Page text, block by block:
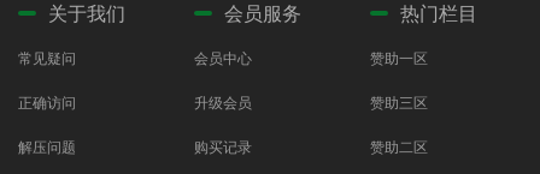
关于我们
常见疑问
正确访问
解压问题
会员服务
会员中心
升级会员
购买记录
热门栏目
赞助一区
赞助三区
赞助二区